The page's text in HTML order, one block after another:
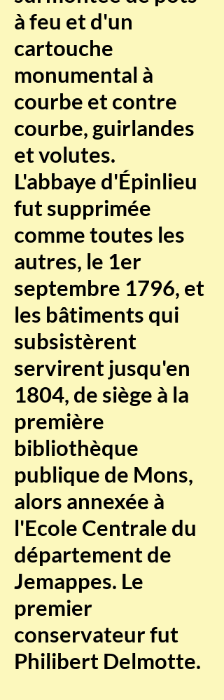
à feu et d'un
cartouche
monumental à
courbe et contre
courbe, guirlandes
et volutes.
L'abbaye d'Épinlieu
fut supprimée
comme toutes les
autres, le 1er
septembre 1796, et
les bâtiments qui
subsistèrent
servirent jusqu'en
1804, de siège à la
première
bibliothèque
publique de Mons,
alors annexée à
l'Ecole Centrale du
département de
Jemappes. Le
premier
conservateur fut
Philibert Delmotte.